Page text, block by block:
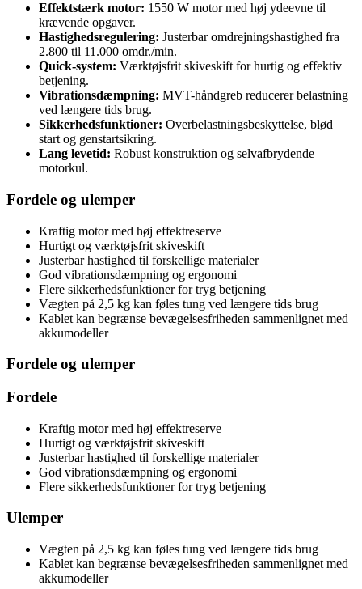
Effektstærk motor: 1550 W motor med høj ydeevne til
krævende opgaver.
Hastighedsregulering: Justerbar omdrejningshastighed fra
2.800 til 11.000 omdr./min.
Quick-system: Værktøjsfrit skiveskift for hurtig og effektiv
betjening.
Vibrationsdæmpning: MVT-håndgreb reducerer belastning
ved længere tids brug.
Sikkerhedsfunktioner: Overbelastningsbeskyttelse, blød
start og genstartsikring.
Lang levetid: Robust konstruktion og selvafbrydende
motorkul.
Fordele og ulemper
Kraftig motor med høj effektreserve
Hurtigt og værktøjsfrit skiveskift
Justerbar hastighed til forskellige materialer
God vibrationsdæmpning og ergonomi
Flere sikkerhedsfunktioner for tryg betjening
Vægten på 2,5 kg kan føles tung ved længere tids brug
Kablet kan begrænse bevægelsesfriheden sammenlignet med
akkumodeller
Fordele og ulemper
Fordele
Kraftig motor med høj effektreserve
Hurtigt og værktøjsfrit skiveskift
Justerbar hastighed til forskellige materialer
God vibrationsdæmpning og ergonomi
Flere sikkerhedsfunktioner for tryg betjening
Ulemper
Vægten på 2,5 kg kan føles tung ved længere tids brug
Kablet kan begrænse bevægelsesfriheden sammenlignet med
akkumodeller